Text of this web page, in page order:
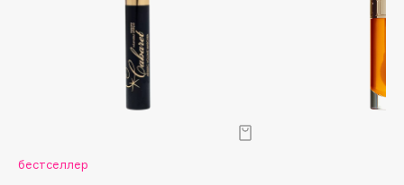
бестселлер